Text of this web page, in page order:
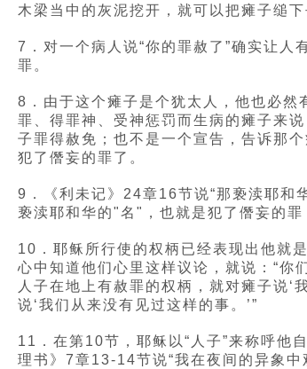
木梁当中的灰泥挖开，就可以把瘫子缒
7．对一个病人说“你的罪赦了”确实让
罪。
8．由于这个瘫子是个犹太人，他也必然
罪、得罪神、受神惩罚而生病的瘫子来
子罪得赦免；也不是一个宣告，告诉那
犯了僭妄的罪了。
9．《利未记》24章16节说“那亵渎耶和
亵渎耶和华的"名"，也就是犯了僭妄的罪
10．耶稣所行使的权柄已经表现出他就
心中知道他们心里这样议论，就说：“你
人子在地上有赦罪的权柄，就对瘫子说
说‘我们从来没有见过这样的事。’”
11．在第10节，耶稣以“人子”来称呼他
理书》7章13-14节说“我在夜间的异象